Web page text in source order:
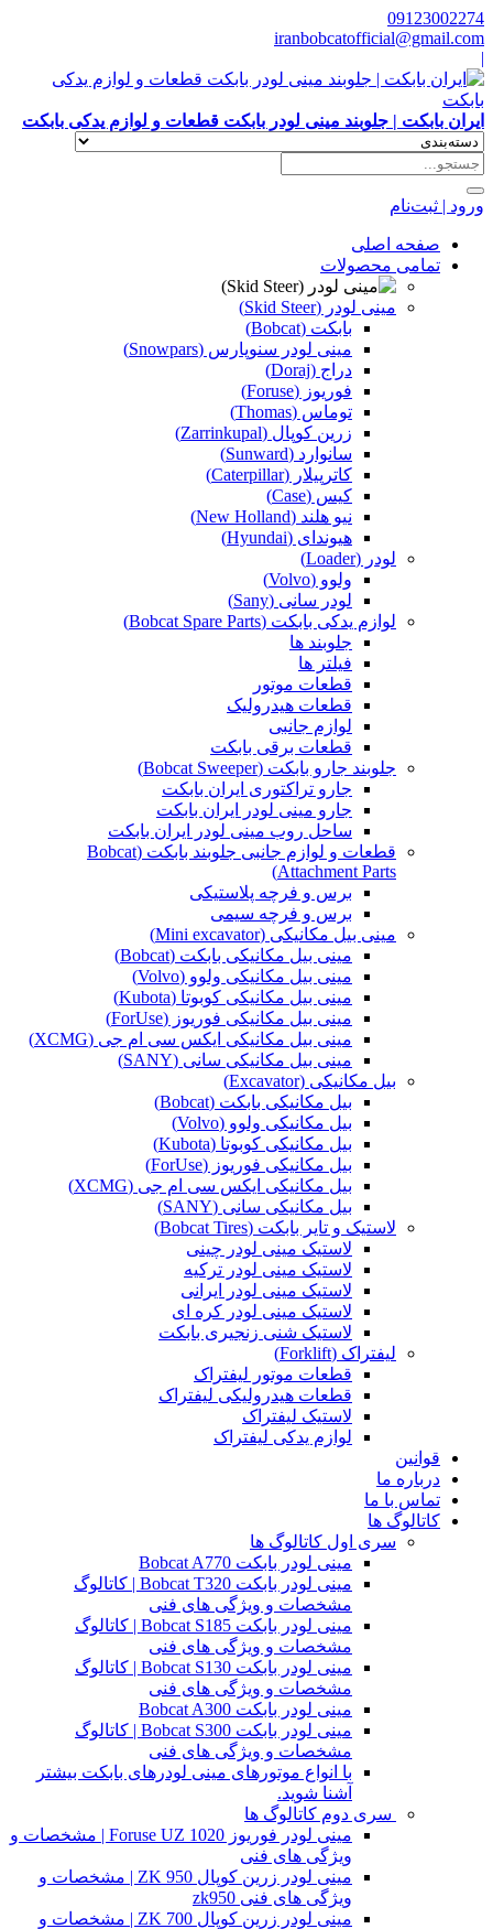
09123002274
iranbobcatofficial@gmail.com
|
ایران بابکت | جلوبند مینی لودر بابکت قطعات و لوازم یدکی بابکت
ورود | ثبت‌نام
صفحه اصلی
تمامی محصولات
مینی لودر (Skid Steer)
بابکت (Bobcat)
مینی لودر سنوپارس (Snowpars)
دراج (Doraj)
فوریوز (Foruse)
توماس (Thomas)
زرین کوپال (Zarrinkupal)
سانوارد (Sunward)
کاترپیلار (Caterpillar)
کیس (Case)
نیو هلند (New Holland)
هیوندای (Hyundai)
لودر (Loader)
ولوو (Volvo)
لودر سانی (Sany)
لوازم یدکی بابکت (Bobcat Spare Parts)
جلوبند ها
فیلتر ها
قطعات موتور
قطعات هیدرولیک
لوازم جانبی
قطعات برقی بابکت
جلوبند جارو بابکت (Bobcat Sweeper)
جارو تراکتوری ایران بابکت
جارو مینی لودر ایران بابکت
ساحل روب مینی لودر ایران بابکت
قطعات و لوازم جانبی جلوبند بابکت (Bobcat
Attachment Parts)
برس و فرچه پلاستیکی
برس و فرچه سیمی
مینی بیل مکانیکی (Mini excavator)
مینی بیل مکانیکی بابکت (Bobcat)
مینی بیل مکانیکی ولوو (Volvo)
مینی بیل مکانیکی کوبوتا (Kubota)
مینی بیل مکانیکی فوریوز (ForUse)
مینی بیل مکانیکی ایکس سی ام جی (XCMG)
مینی بیل مکانیکی سانی (SANY)
بیل مکانیکی (Excavator)
بیل مکانیکی بابکت (Bobcat)
بیل مکانیکی ولوو (Volvo)
بیل مکانیکی کوبوتا (Kubota)
بیل مکانیکی فوریوز (ForUse)
بیل مکانیکی ایکس سی ام جی (XCMG)
بیل مکانیکی سانی (SANY)
لاستیک و تایر بابکت (Bobcat Tires)
لاستیک مینی لودر چینی
لاستیک مینی لودر ترکیه
لاستیک مینی لودر ایرانی
لاستیک مینی لودر کره ای
لاستیک شنی زنجیری بابکت
لیفتراک (Forklift)
قطعات موتور لیفتراک
قطعات هیدرولیکی لیفتراک
لاستیک لیفتراک
لوازم یدکی لیفتراک
قوانین
درباره ما
تماس با ما
کاتالوگ ها
سری اول کاتالوگ ها
مینی لودر بابکت Bobcat A770
مینی لودر بابکت Bobcat T320 | کاتالوگ
مشخصات و ویژگی های فنی
مینی لودر بابکت Bobcat S185 | کاتالوگ
مشخصات و ویژگی های فنی
مینی لودر بابکت Bobcat S130 | کاتالوگ
مشخصات و ویژگی های فنی
مینی لودر بابکت Bobcat A300
مینی لودر بابکت Bobcat S300 | کاتالوگ
مشخصات و ویژگی های فنی
با انواع موتورهای مینی لودرهای بابکت بیشتر
آشنا شوید.
سری دوم کاتالوگ ها
مینی لودر فوریوز Foruse UZ 1020 | مشخصات و
ویژگی های فنی
مینی لودر زرین کوپال ZK 950 | مشخصات و
ویژگی های فنی zk950
مینی لودر زرین کوپال ZK 700 | مشخصات و